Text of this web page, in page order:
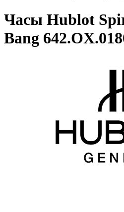
Часы Hublot
Bang